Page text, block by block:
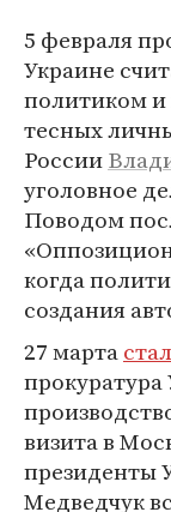
5 февраля
Украине
политиком и
тесных
России
уголовное
Поводом
когда
создания
27 марта
визита в
президенты
Медведчук